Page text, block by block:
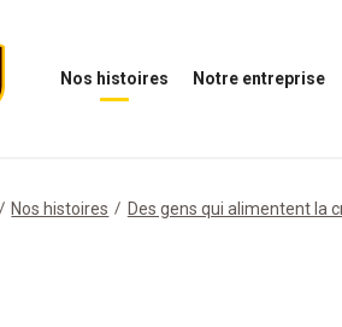
Nos histoires
histoires
Notre entreprise
entreprise
Nos histoires Des gens qui alimentent la